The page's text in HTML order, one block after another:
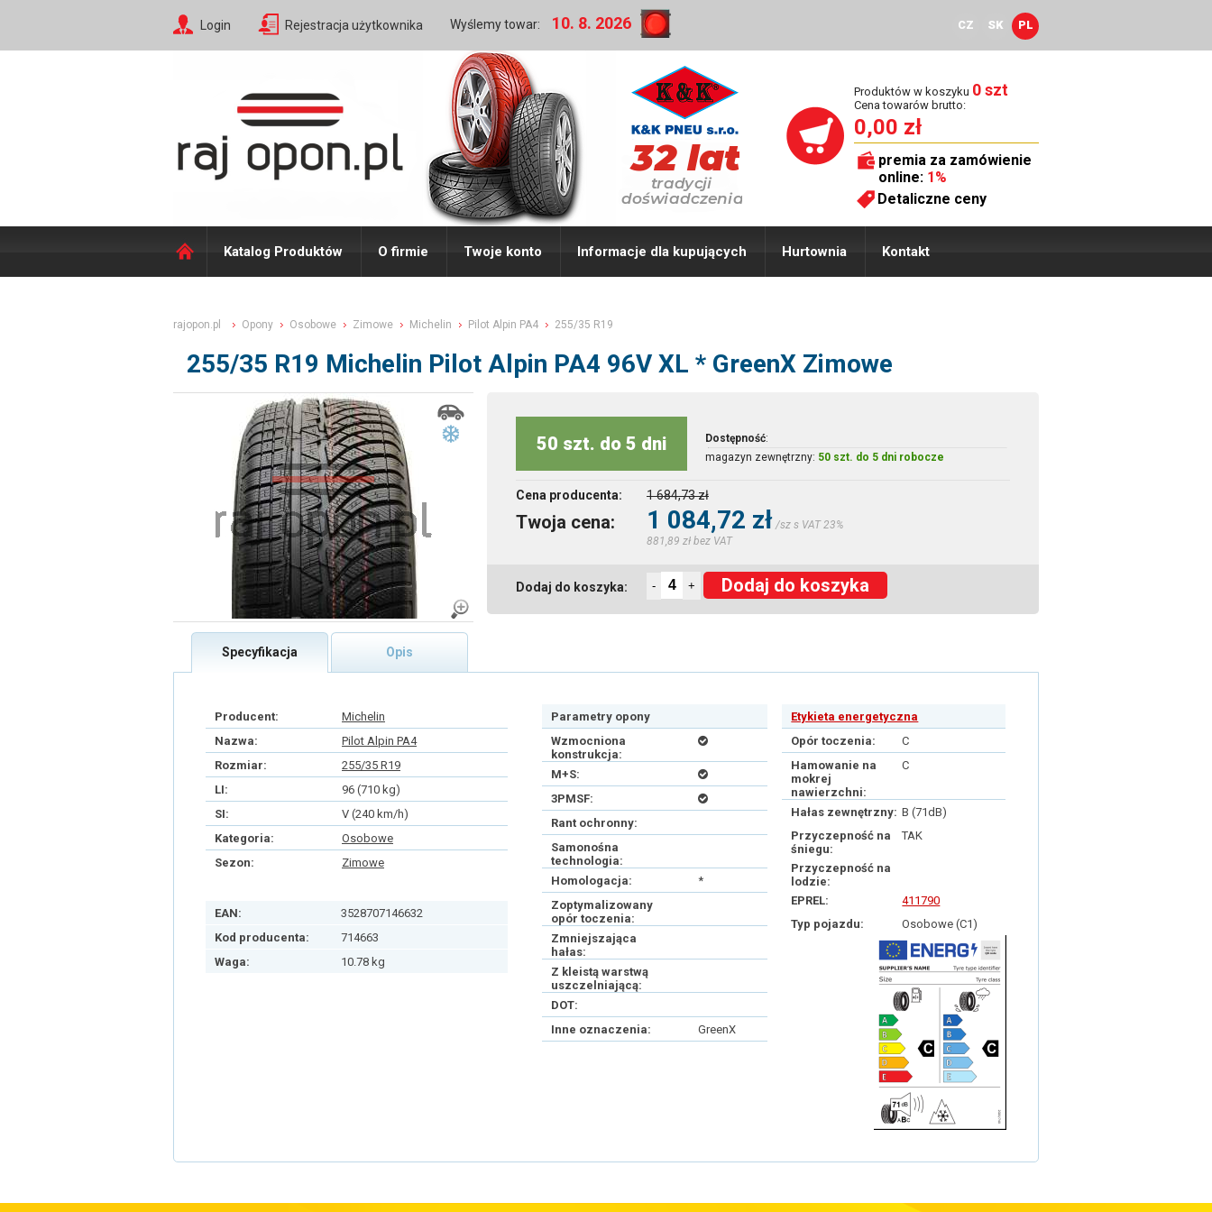
Login Rejestracja użytkownika Wyślemy towar: 10. 8. 2026 CZ SK PL
Produktów w koszyku 0 szt
Cena towarów brutto:
0,00 zł
premia za zamówienie
online: 1%
Detaliczne ceny
Katalog Produktów O firmie Twoje konto Informacje dla kupujących Hurtownia Kontakt
rajopon.pl Opony Osobowe Zimowe Michelin Pilot Alpin PA4 255/35 R19
255/35 R19 Michelin Pilot Alpin PA4 96V XL * GreenX Zimowe
50 szt. do 5 dni Dostępność:
magazyn zewnętrzny: 50 szt. do 5 dni robocze
Cena producenta: 1 684,73 zł
Twoja cena: 1 084,72 zł /sz s VAT 23%
881,89 zł bez VAT
Dodaj do koszyka: - + Dodaj do koszyka
Specyfikacja Opis
Producent:
Michelin
Nazwa:
Pilot Alpin PA4
Rozmiar:
255/35 R19
LI:
96 (710 kg)
SI:
V (240 km/h)
Kategoria:
Osobowe
Sezon:
Zimowe
EAN:
3528707146632
Kod producenta:
714663
Waga:
10.78 kg
Parametry opony
Wzmocniona
konstrukcja:
M+S:
3PMSF:
Rant ochronny:
Samonośna
technologia:
Homologacja:
*
Zoptymalizowany
opór toczenia:
Zmniejszająca
hałas:
Z kleistą warstwą
uszczelniającą:
DOT:
Inne oznaczenia:
GreenX
Etykieta energetyczna
Opór toczenia:
C
Hamowanie na
mokrej
nawierzchni:
C
Hałas zewnętrzny: B (71dB)
Przyczepność na
śniegu:
TAK
Przyczepność na
lodzie:
EPREL:
411790
Typ pojazdu:
Osobowe (C1)